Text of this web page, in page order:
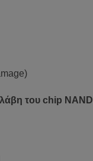
του chip NAND